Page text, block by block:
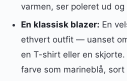
varmen, ser poleret ud
En klassisk blazer: En
ethvert outfit — uanset
en T-shirt eller en
farve som marineblå, sort